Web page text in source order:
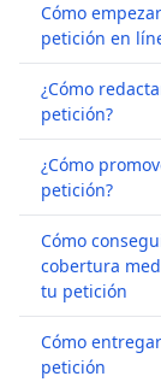
Cómo
petición en
¿Cómo
petición?
¿Cómo
petición?
Cómo
cobertura
tu petición
Cómo
petición